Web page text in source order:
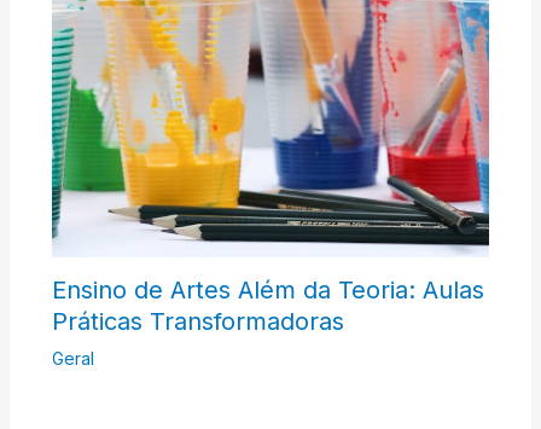
Ensino de Artes Além da Teoria: Aulas
Práticas Transformadoras
Geral